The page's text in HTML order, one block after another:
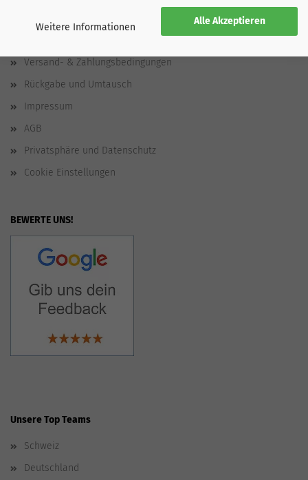
Alle Akzeptieren
Weitere Informationen
Versand- & Zahlungsbedingungen
Rückgabe und Umtausch
Impressum
AGB
Privatsphäre und Datenschutz
Cookie Einstellungen
BEWERTE UNS!
Unsere Top Teams
Schweiz
Deutschland